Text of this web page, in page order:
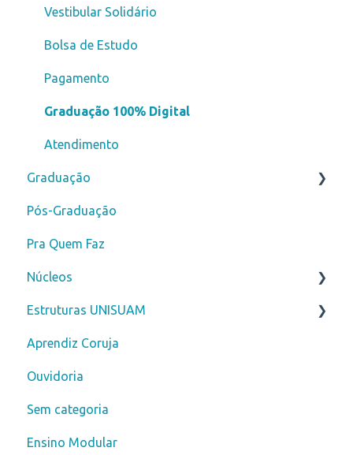
Vestibular Solidário
Bolsa de Estudo
Pagamento
Graduação 100% Digital
Atendimento
Graduação
Novos alunos
Curso de Férias
Secretaria
ENADE
Financeiro
DDM
Extensão Universitária
Cerimônia de Formatura
Pós-Graduação
Pra Quem Faz
Núcleos
Núcleo de Prática Jurídica - NPJ
Clínica Escola Amarina Motta - CLESAM
Núcleo de Apoio Psicopedagógico - NAPP
Serviço de Psicologia Aplicada - SPA
Universidade Aberta à Terceira Idade - UNATI
Estruturas UNISUAM
Biblioteca
Aprendiz Coruja
Ouvidoria
Sem categoria
Ensino Modular